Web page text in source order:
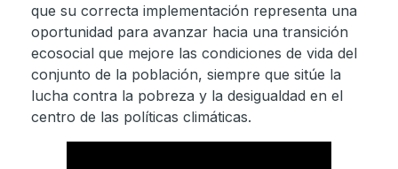
que su correcta implementación representa una
oportunidad para avanzar hacia una transición
ecosocial que mejore las condiciones de vida del
conjunto de la población, siempre que sitúe la
lucha contra la pobreza y la desigualdad en el
centro de las políticas climáticas.